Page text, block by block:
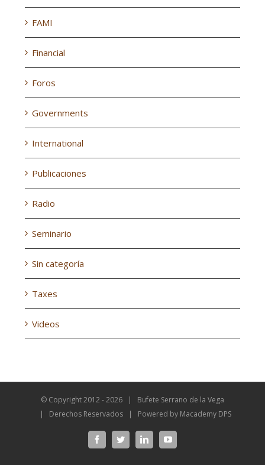
FAMI
Financial
Foros
Governments
International
Publicaciones
Radio
Seminario
Sin categoría
Taxes
Videos
© Copyright 2012 -2026 | Bufete Serrano de la Vega
| Derechos Reservados | Powered by Macademy DPS
FacebookTwitterLinkedInYouTube